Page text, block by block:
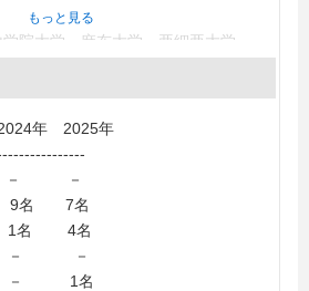
院大学、麻布大学、亜細亜大学、
、桜美林大学、大阪芸術大学、大
阪市立大学、大妻女子大学、学習院
、駒澤大学、埼玉大学、埼玉工業大
新学院大学、滋賀大学、実践女子
大学、上智大学、信州大学、駿河
創価大学、高崎経済大学、高千穂大
学、千葉大学、千葉商科大学、中
もっと見る
年 2025年
－
9名 7名
名 4名
－ －
1名